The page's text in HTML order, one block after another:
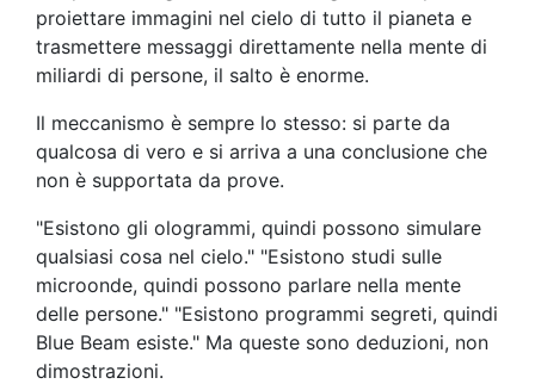
proiettare immagini nel cielo di tutto il pianeta e
trasmettere messaggi direttamente nella mente di
miliardi di persone, il salto è enorme.
Il meccanismo è sempre lo stesso: si parte da
qualcosa di vero e si arriva a una conclusione che
non è supportata da prove.
"Esistono gli ologrammi, quindi possono simulare
qualsiasi cosa nel cielo." "Esistono studi sulle
microonde, quindi possono parlare nella mente
delle persone." "Esistono programmi segreti, quindi
Blue Beam esiste." Ma queste sono deduzioni, non
dimostrazioni.